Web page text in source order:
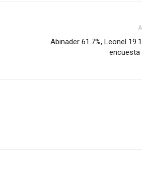
Abinader 61.7%, Leonel
encuesta